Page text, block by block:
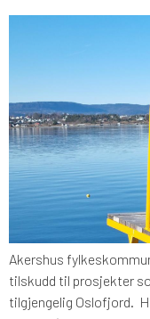
Akershus
tilskudd til prosjekter
tilgjengelig Oslofjord.